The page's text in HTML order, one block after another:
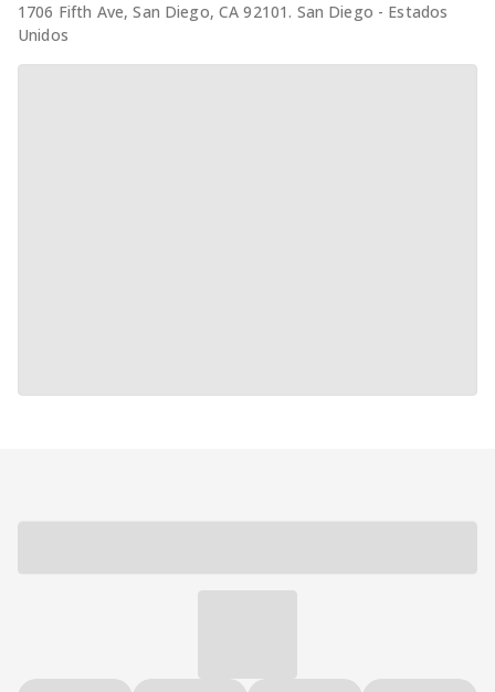
1706 Fifth Ave, San Diego, CA 92101. San Diego - Estados
Unidos